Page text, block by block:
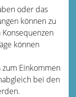
oder das
können zu
können
Einkommen
bei den